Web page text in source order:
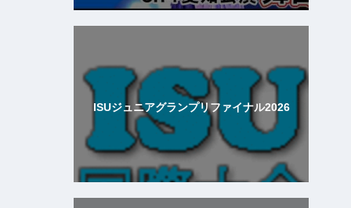
ISUジュニアグランプリファイナル2026